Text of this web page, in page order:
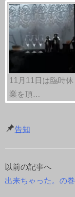
11月11日は臨時休
業を頂…
告知
投
以前の記事へ
出来ちゃった。の巻